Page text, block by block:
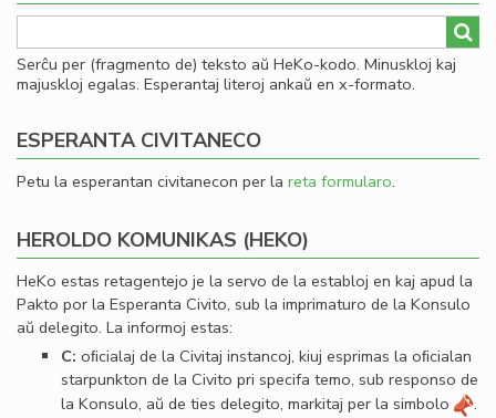
Serĉu per (fragmento de) teksto aŭ HeKo-kodo. Minuskloj kaj
majuskloj egalas. Esperantaj literoj ankaŭ en x-formato.
ESPERANTA CIVITANECO
Petu la esperantan civitanecon per la reta formularo.
HEROLDO KOMUNIKAS (HEKO)
HeKo estas retagentejo je la servo de la establoj en kaj apud la
Pakto por la Esperanta Civito, sub la imprimaturo de la Konsulo
aŭ delegito. La informoj estas:
C: oﬁcialaj de la Civitaj instancoj, kiuj esprimas la oﬁcialan
starpunkton de la Civito pri specifa temo, sub responso de
la Konsulo, aŭ de ties delegito, markitaj per la simbolo
.